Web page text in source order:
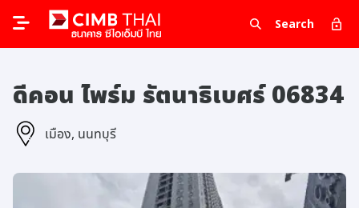
Search
ดีคอน ไพร์ม รัตนาธิเบศร์ 06834
เมือง, นนทบุรี